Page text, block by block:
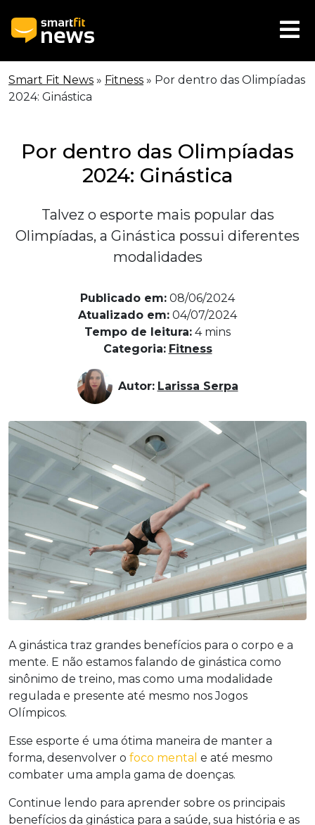
Smart Fit News » Fitness » Por dentro das Olimpíadas
2024: Ginástica
Por dentro das Olimpíadas
2024: Ginástica
Talvez o esporte mais popular das
Olimpíadas, a Ginástica possui diferentes
modalidades
Publicado em: 08/06/2024
Atualizado em: 04/07/2024
Tempo de leitura: 4 mins
Categoria: Fitness
Autor: Larissa Serpa
A ginástica traz grandes benefícios para o corpo e a
mente. E não estamos falando de ginástica como
sinônimo de treino, mas como uma modalidade
regulada e presente até mesmo nos Jogos
Olímpicos.
Esse esporte é uma ótima maneira de manter a
forma, desenvolver o foco mental e até mesmo
combater uma ampla gama de doenças.
Continue lendo para aprender sobre os principais
benefícios da ginástica para a saúde, sua história e as